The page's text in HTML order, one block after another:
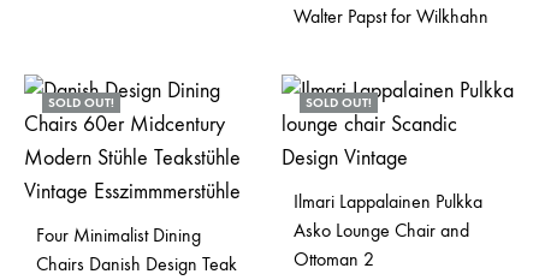
Walter Papst for Wilkhahn
SOLD OUT!
Four Minimalist Dining
Chairs Danish Design Teak
SOLD OUT!
Ilmari Lappalainen Pulkka
Asko Lounge Chair and
Ottoman 2